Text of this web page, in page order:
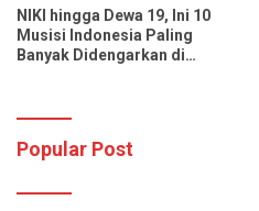
NIKI hingga Dewa 19, Ini 10
Musisi Indonesia Paling
Banyak Didengarkan di
Popular Post